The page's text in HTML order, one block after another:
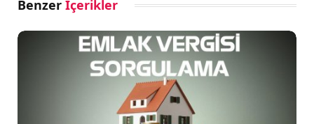
Benzer İçerikler